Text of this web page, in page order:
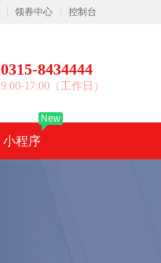
领券中心 控制台
0315-8434444
9:00-17:00（工作日）
小程序
New